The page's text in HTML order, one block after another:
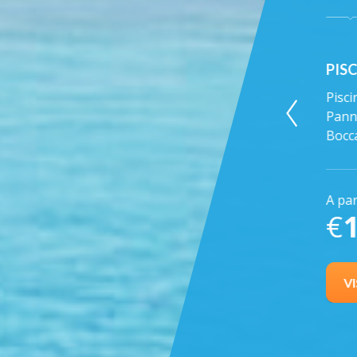
o
modello
Piscina prefabbricata in Casseri o
Pannelli di acciaio , Skimmer modello
A partire Da
€13.490,00
VISUALIZZA OFFERTA
A
€